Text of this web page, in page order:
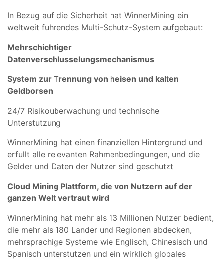
In Bezug auf die Sicherheit hat WinnerMining ein
weltweit fuhrendes Multi-Schutz-System aufgebaut:
Mehrschichtiger
Datenverschlusselungsmechanismus
System zur Trennung von heisen und kalten
Geldborsen
24/7 Risikouberwachung und technische
Unterstutzung
WinnerMining hat einen finanziellen Hintergrund und
erfullt alle relevanten Rahmenbedingungen, und die
Gelder und Daten der Nutzer sind geschutzt
Cloud Mining Plattform, die von Nutzern auf der
ganzen Welt vertraut wird
WinnerMining hat mehr als 13 Millionen Nutzer bedient,
die mehr als 180 Lander und Regionen abdecken,
mehrsprachige Systeme wie Englisch, Chinesisch und
Spanisch unterstutzen und ein wirklich globales